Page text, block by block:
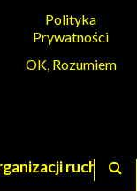
Polityka
Prywatności
OK, Rozumiem